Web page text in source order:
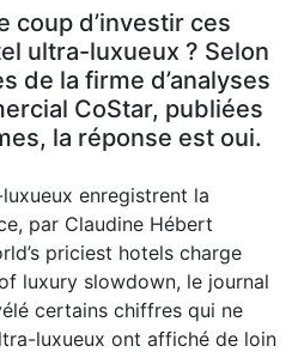
coup d’investir ces
ultra-luxueux ? Selon
de la firme d’analyses
CoStar, publiées
la réponse est oui.
priciest hotels charge
luxury slowdown, le journal
certains chiffres qui ne
luxueux ont affiché de loin